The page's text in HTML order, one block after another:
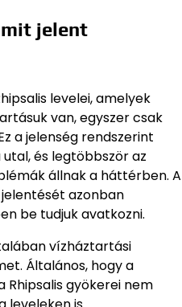
jelent
levelei, amelyek
van, egyszer csak
a jelenség rendszerint
és legtöbbször az
állnak a háttérben. A
azonban
be tudjuk avatkozni.
vízháztartási
Általános, hogy a
gyökerei nem